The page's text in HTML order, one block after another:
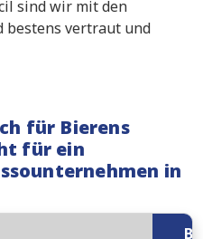
sind wir mit den
bestens vertraut und
für Bierens
für ein
in